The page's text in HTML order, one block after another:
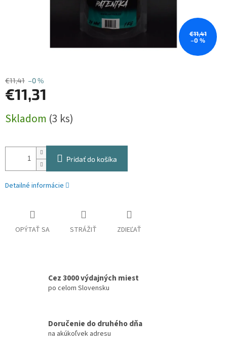
€11,41
–0 %
€11,41 –0 %
€11,31
cena:
Skladom (3 ks)
Pridať do košíka
Detailné informácie
OPÝTAŤ SA STRÁŽIŤ ZDIEĽAŤ
Cez 3000 výdajných miest
po celom Slovensku
Doručenie do druhého dňa
na akúkoľvek adresu